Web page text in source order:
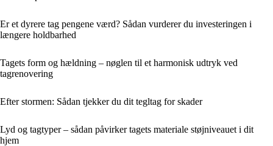
Er et dyrere tag pengene værd? Sådan vurderer du investeringen i
længere holdbarhed
Tagets form og hældning – nøglen til et harmonisk udtryk ved
tagrenovering
Efter stormen: Sådan tjekker du dit tegltag for skader
Lyd og tagtyper – sådan påvirker tagets materiale støjniveauet i dit
hjem